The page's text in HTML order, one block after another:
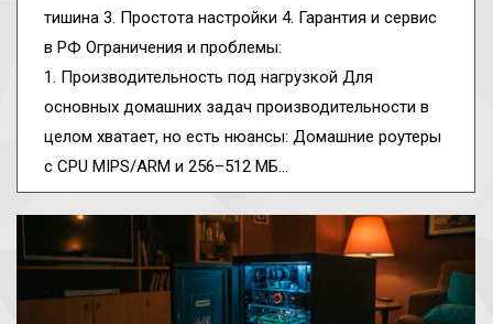
тишина 3. Простота настройки 4. Гарантия и сервис
в РФ Ограничения и проблемы:
1. Производительность под нагрузкой Для
основных домашних задач производительности в
целом хватает, но есть нюансы: Домашние роутеры
с CPU MIPS/ARM и 256–512 МБ…